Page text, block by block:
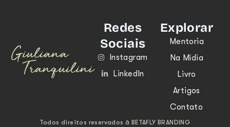
Redes
Sociais
Instagram
LinkedIn
Explorar
Mentoria
Na Mídia
Livro
Artigos
Contato
Todos direitos reservados à BETAFLY BRANDING